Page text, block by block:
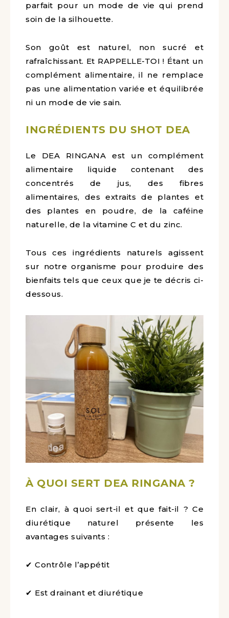
parfait pour un mode de vie qui prend
soin de la silhouette.
Son goût est naturel, non sucré et
rafraîchissant. Et RAPPELLE-TOI ! Étant un
complément alimentaire, il ne remplace
pas une alimentation variée et équilibrée
ni un mode de vie sain.
INGRÉDIENTS DU SHOT DEA
Le DEA RINGANA est un complément
alimentaire liquide contenant des
concentrés de jus, des fibres
alimentaires, des extraits de plantes et
des plantes en poudre, de la caféine
naturelle, de la vitamine C et du zinc.
Tous ces ingrédients naturels agissent
sur notre organisme pour produire des
bienfaits tels que ceux que je te décris ci-
dessous.
À QUOI SERT DEA RINGANA ?
En clair, à quoi sert-il et que fait-il ? Ce
diurétique naturel présente les
avantages suivants :
✔ Contrôle l’appétit
✔ Est drainant et diurétique